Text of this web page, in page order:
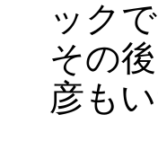
ック
その
彦もい